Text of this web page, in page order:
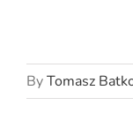
ByTomasz